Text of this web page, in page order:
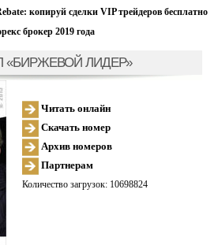
копируй сделки VIP трейдеров бесплатно
брокер 2019 года
«БИРЖЕВОЙ ЛИДЕР»
Читать онлайн
Скачать номер
Архив номеров
Партнерам
Количество загрузок: 10698824